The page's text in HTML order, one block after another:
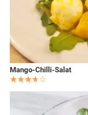
Mango-Chilli-Salat